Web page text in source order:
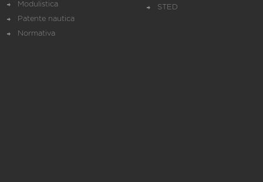
Modulistica
Patente nautica
Normativa
STED